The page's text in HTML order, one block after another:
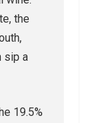
the
sip a
19.5%